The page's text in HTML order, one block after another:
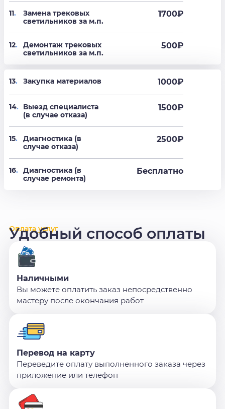
11.
Замена трековых
светильников за м.п.
1700₽
12.
Демонтаж трековых
светильников за м.п.
500₽
13. Закупка материалов 1000₽
14.
Выезд специалиста
(в случае отказа)
1500₽
15.
Диагностика (в
случае отказа)
2500₽
16.
Диагностика (в
случае ремонта)
Бесплатно
Оплата услуг
Удобный способ оплаты
Наличными
Вы можете оплатить заказ непосредственно
мастеру после окончания работ
Перевод на карту
Переведите оплату выполненного заказа через
приложение или телефон